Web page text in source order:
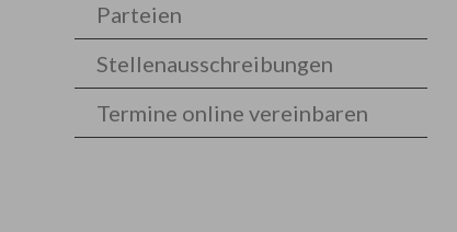
Parteien
Stellenausschreibungen
Termine online vereinbaren